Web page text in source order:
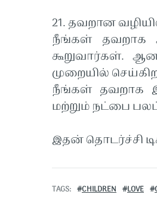
21. தவறான
நீங்கள் தவறாக
கூறுவார்கள்.
முறையில்
நீங்கள் தவறாக
மற்றும் நட்பை
இதன் தொடர்ச்சி
TAGS CHILDREN LOVE